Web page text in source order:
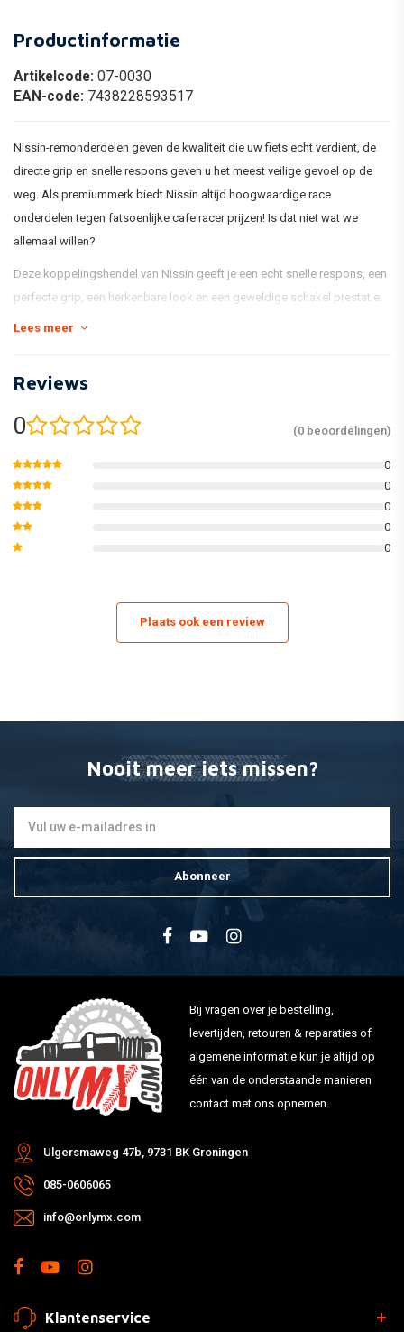
Productinformatie
Artikelcode: 07-0030
EAN-code: 7438228593517
Nissin-remonderdelen geven de kwaliteit die uw fiets echt verdient, de
directe grip en snelle respons geven u het meest veilige gevoel op de
weg. Als premiummerk biedt Nissin altijd hoogwaardige race
onderdelen tegen fatsoenlijke cafe racer prijzen! Is dat niet wat we
allemaal willen?
Deze koppelingshendel van Nissin geeft je een echt snelle respons, een
perfecte grip, een herkenbare look en een geweldige schakel prestatie.
De gemakkelijk instelbare hendel geeft elke rijder zijn eigen persoonlijke
- 5/8" koppeling systeem
- Verstelbare hendel naar 5 verschillende posities
Lees meer
Reviews
0 (0 beoordelingen)
0
0
0
0
0
Plaats ook een review
Nooit meer iets missen?
Abonneer
Bij vragen over je bestelling,
levertijden, retouren & reparaties of
algemene informatie kun je altijd op
één van de onderstaande manieren
contact met ons opnemen.
Ulgersmaweg 47b, 9731 BK Groningen
085-0606065
info@onlymx.com
Klantenservice